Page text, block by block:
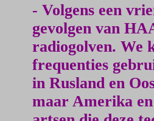
- Volgens een
gevolgen van
radiogolven. We
frequenties
in Rusland en
maar Amerika